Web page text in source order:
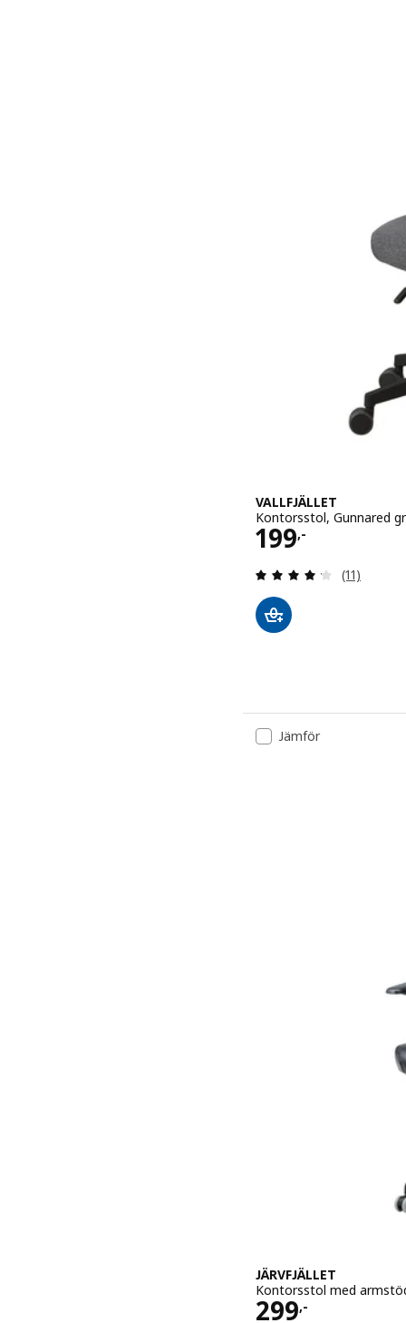
VALLFJÄLLET
Kontorsstol, Gunnared
199,-
Pris 199,-
(11)
Jämför
JÄRVFJÄLLET
Kontorsstol med
299,-
Pris 299,-